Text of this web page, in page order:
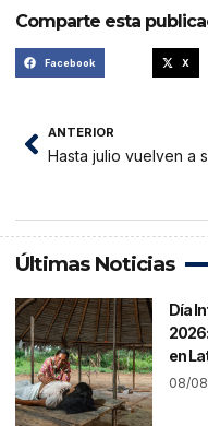
Comparte esta
Facebook X
ANTERIOR
Últimas Noticias
Día
en
08/